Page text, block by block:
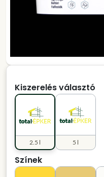
Kiszerelés választó
2.5 l 5 l
Színek